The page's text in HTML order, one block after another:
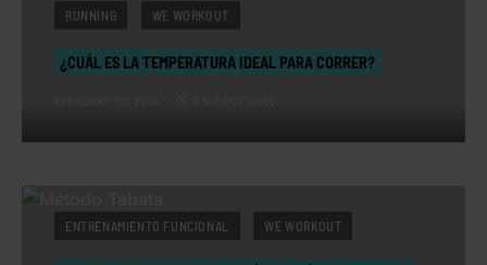
RUNNING WE WORKOUT
¿CUÁL ES LA TEMPERATURA IDEAL PARA CORRER?
ENTRENAMIENTO FUNCIONAL WE WORKOUT